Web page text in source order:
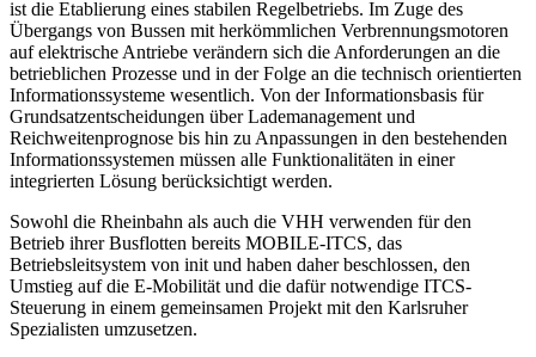
ist die Etablierung eines stabilen Regelbetriebs. Im Zuge des
Übergangs von Bussen mit herkömmlichen Verbrennungsmotoren
auf elektrische Antriebe verändern sich die Anforderungen an die
betrieblichen Prozesse und in der Folge an die technisch orientierten
Informationssysteme wesentlich. Von der Informationsbasis für
Grundsatzentscheidungen über Lademanagement und
Reichweitenprognose bis hin zu Anpassungen in den bestehenden
Informationssystemen müssen alle Funktionalitäten in einer
integrierten Lösung berücksichtigt werden.
Sowohl die Rheinbahn als auch die VHH verwenden für den
Betrieb ihrer Busflotten bereits MOBILE-ITCS, das
Betriebsleitsystem von init und haben daher beschlossen, den
Umstieg auf die E-Mobilität und die dafür notwendige ITCS-
Steuerung in einem gemeinsamen Projekt mit den Karlsruher
Spezialisten umzusetzen.